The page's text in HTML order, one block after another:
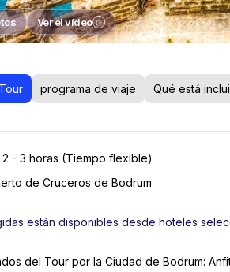
Ver el vídeo
programa de viaje Qué está
2 - 3 horas (Tiempo flexible)
de Cruceros de Bodrum
están disponibles desde hoteles
del Tour por la Ciudad de Bodrum: